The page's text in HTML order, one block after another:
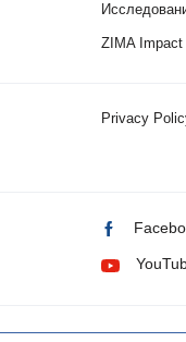
ZIMA Impact
Privacy